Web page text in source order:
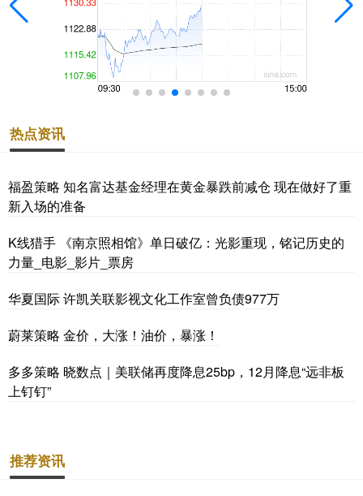
热点资讯
福盈策略 知名富达基金经理在黄金暴跌前减仓 现在做好了重
新入场的准备
K线猎手 《南京照相馆》单日破亿：光影重现，铭记历史的
力量_电影_影片_票房
华夏国际 许凯关联影视文化工作室曾负债977万
蔚莱策略 金价，大涨！油价，暴涨！
多多策略 晓数点｜美联储再度降息25bp，12月降息“远非板
上钉钉”
推荐资讯